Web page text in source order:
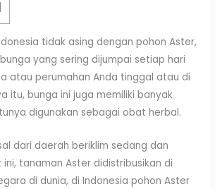
tidak asing dengan pohon Aster,
yang sering dijumpai setiap hari
atau perumahan Anda tinggal atau di
itu, bunga ini juga memiliki banyak
digunakan sebagai obat herbal.
dari daerah beriklim sedang dan
tanaman Aster didistribusikan di
di dunia, di Indonesia pohon Aster